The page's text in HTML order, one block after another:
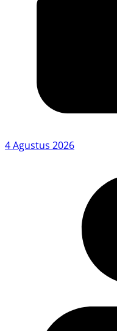
4 Agustus 2026